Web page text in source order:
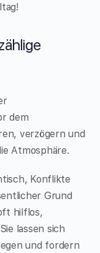
dem
verzögern und
Atmosphäre.
Konflikte
Grund
hilflos,
lassen sich
und fordern